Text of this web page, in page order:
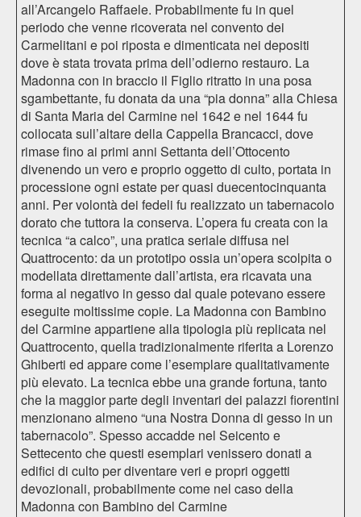
all’Arcangelo Raffaele. Probabilmente fu in quel
periodo che venne ricoverata nel convento dei
Carmelitani e poi riposta e dimenticata nei depositi
dove è stata trovata prima dell’odierno restauro. La
Madonna con in braccio il Figlio ritratto in una posa
sgambettante, fu donata da una “pia donna” alla Chiesa
di Santa Maria del Carmine nel 1642 e nel 1644 fu
collocata sull’altare della Cappella Brancacci, dove
rimase fino ai primi anni Settanta dell’Ottocento
divenendo un vero e proprio oggetto di culto, portata in
processione ogni estate per quasi duecentocinquanta
anni. Per volontà dei fedeli fu realizzato un tabernacolo
dorato che tuttora la conserva. L’opera fu creata con la
tecnica “a calco”, una pratica seriale diffusa nel
Quattrocento: da un prototipo ossia un’opera scolpita o
modellata direttamente dall’artista, era ricavata una
forma al negativo in gesso dal quale potevano essere
eseguite moltissime copie. La Madonna con Bambino
del Carmine appartiene alla tipologia più replicata nel
Quattrocento, quella tradizionalmente riferita a Lorenzo
Ghiberti ed appare come l’esemplare qualitativamente
più elevato. La tecnica ebbe una grande fortuna, tanto
che la maggior parte degli inventari dei palazzi fiorentini
menzionano almeno “una Nostra Donna di gesso in un
tabernacolo”. Spesso accadde nel Seicento e
Settecento che questi esemplari venissero donati a
edifici di culto per diventare veri e propri oggetti
devozionali, probabilmente come nel caso della
Madonna con Bambino del Carmine